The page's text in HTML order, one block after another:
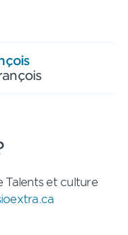
Talents et culture